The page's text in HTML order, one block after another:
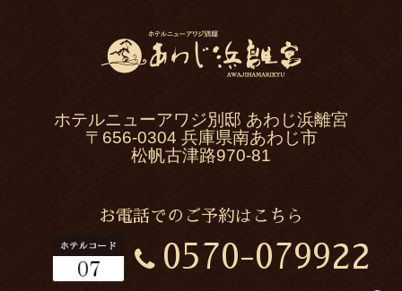
ホテルニューアワジ別邸 あわじ浜離宮
〒656-0304 兵庫県南あわじ市
松帆古津路970-81
お電話でのご予約はこちら
0570-079922